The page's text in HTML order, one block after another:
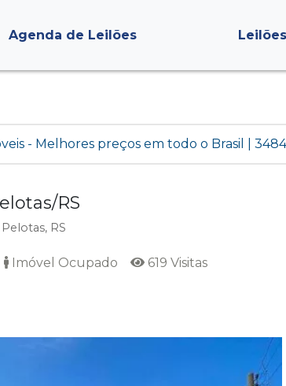
Agenda de Leilões Leilões
- Melhores preços em todo o Brasil | 3484
RS
RS
Imóvel Ocupado 619 Visitas